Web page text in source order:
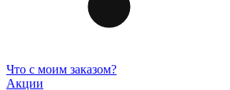
Что с моим заказом?
Акции